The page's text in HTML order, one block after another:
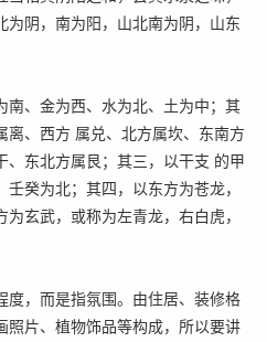
为阴，南为阳，山北南为阴，山东
南、金为西、水为北、土为中；其
、西方 属兑、北方属坎、东南方
、东北方属艮；其三，以干支 的甲
癸为北；其四，以东方为苍龙，
玄武，或称为左青龙，右白虎，
度，而是指氛围。由住居、装修格
照片、植物饰品等构成，所以要讲